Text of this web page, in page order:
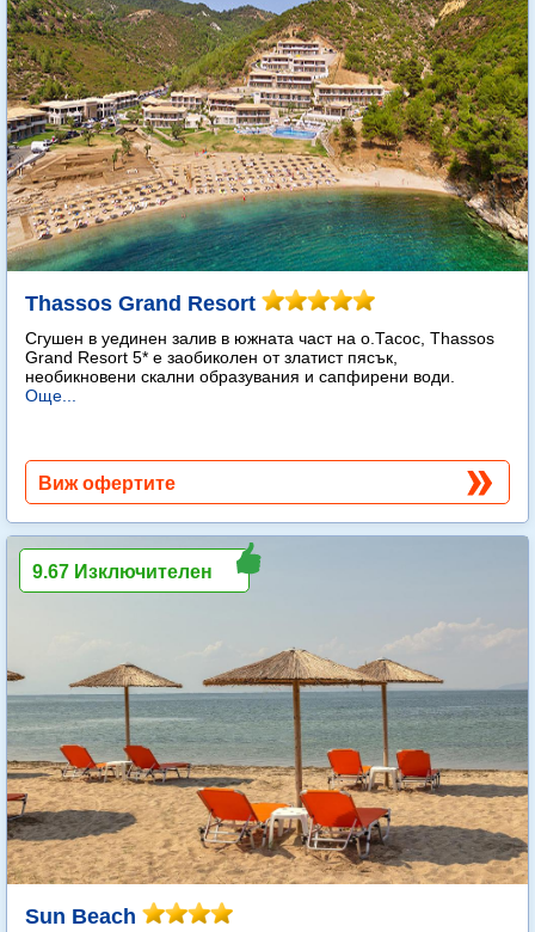
Thassos Grand Resort
Сгушен в уединен залив в южната част на о.Тасос, Thassos
Grand Resort 5* е заобиколен от златист пясък,
необикновени скални образувания и сапфирени води.
Още...
Виж офертите
Sun Beach
9.67 Изключителен